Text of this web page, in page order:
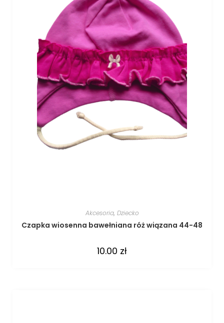
Akcesoria, Dziecko
Czapka wiosenna bawełniana róż wiązana 44-48
10.00 zł